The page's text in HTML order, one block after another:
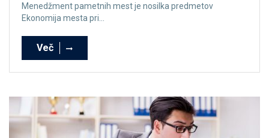
Menedžment pametnih mest je nosilka predmetov
Ekonomija mesta pri...
Več